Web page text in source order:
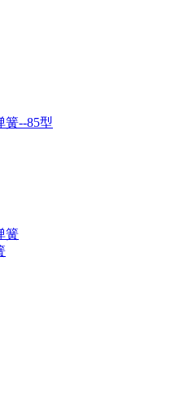
簧--85型
簧